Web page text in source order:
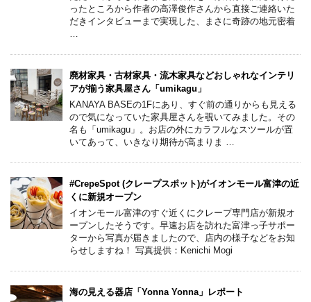
ったところから作者の高澤俊作さんから直接ご連絡いた
だきインタビューまで実現した、まさに奇跡の地元密着
…
廃材家具・古材家具・流木家具などおしゃれなインテリ
アが揃う家具屋さん「umikagu」
KANAYA BASEの1Fにあり、すぐ前の通りからも見える
ので気になっていた家具屋さんを覗いてみました。その
名も「umikagu」。お店の外にカラフルなスツールが置
いてあって、いきなり期待が高まりま …
#CrepeSpot (クレープスポット)がイオンモール富津の近
くに新規オープン
イオンモール富津のすぐ近くにクレープ専門店が新規オ
ープンしたそうです。早速お店を訪れた富津っ子サポー
ターから写真が届きましたので、店内の様子などをお知
らせしますね！ 写真提供：Kenichi Mogi
海の見える器店「Yonna Yonna」レポート